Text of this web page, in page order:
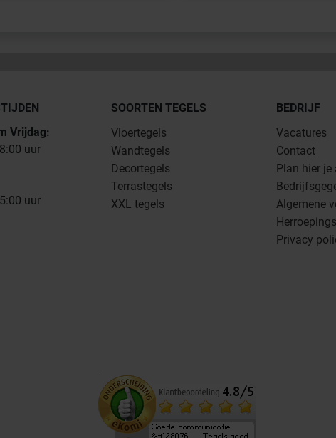
Vrijdag:
uur
uur
SOORTEN TEGELS
Vloertegels
Wandtegels
Decortegels
Terrastegels
XXL tegels
BEDRIJF
Vacatures
Contact
Plan hier
Algemene
Privacy